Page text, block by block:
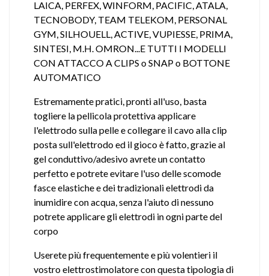
LAICA, PERFEX, WINFORM, PACIFIC, ATALA,
TECNOBODY, TEAM TELEKOM, PERSONAL
GYM, SILHOUELL, ACTIVE, VUPIESSE, PRIMA,
SINTESI, M.H. OMRON...E TUTTI I MODELLI
CON ATTACCO A CLIPS o SNAP o BOTTONE
AUTOMATICO
Estremamente pratici, pronti all'uso, basta
togliere la pellicola protettiva applicare
l'elettrodo sulla pelle e collegare il cavo alla clip
posta sull'elettrodo ed il gioco è fatto, grazie al
gel conduttivo/adesivo avrete un contatto
perfetto e potrete evitare l'uso delle scomode
fasce elastiche e dei tradizionali elettrodi da
inumidire con acqua, senza l'aiuto di nessuno
potrete applicare gli elettrodi in ogni parte del
corpo
Userete più frequentemente e più volentieri il
vostro elettrostimolatore con questa tipologia di